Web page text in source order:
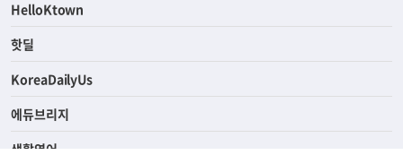
ASK미국
HelloKtown
핫딜
KoreaDailyUs